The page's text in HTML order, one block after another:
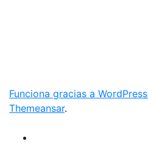
Funciona gracias a WordPress
Themeansar.